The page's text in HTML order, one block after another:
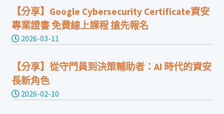
【分享】Google Cybersecurity Certificate資安
專業證書 免費線上課程 搶先報名
2026-03-11
【分享】從守門員到決策輔助者：AI 時代的資安
長新角色
2026-02-10